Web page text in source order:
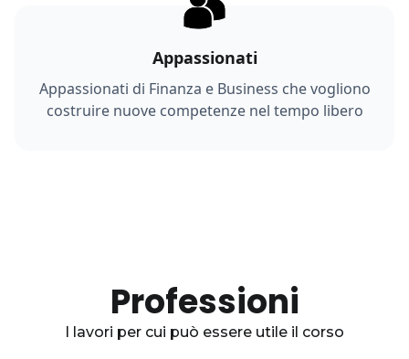
Appassionati
Appassionati di Finanza e Business che vogliono
costruire nuove competenze nel tempo libero
Professioni
I lavori per cui può essere utile il corso